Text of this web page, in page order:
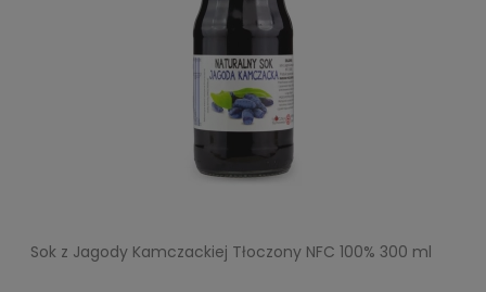
Sok z Jagody Kamczackiej Tłoczony NFC 100% 300 ml